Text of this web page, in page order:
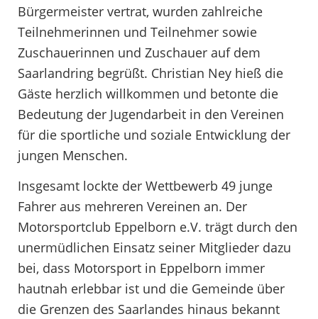
Bürgermeister vertrat, wurden zahlreiche
Teilnehmerinnen und Teilnehmer sowie
Zuschauerinnen und Zuschauer auf dem
Saarlandring begrüßt. Christian Ney hieß die
Gäste herzlich willkommen und betonte die
Bedeutung der Jugendarbeit in den Vereinen
für die sportliche und soziale Entwicklung der
jungen Menschen.
Insgesamt lockte der Wettbewerb 49 junge
Fahrer aus mehreren Vereinen an. Der
Motorsportclub Eppelborn e.V. trägt durch den
unermüdlichen Einsatz seiner Mitglieder dazu
bei, dass Motorsport in Eppelborn immer
hautnah erlebbar ist und die Gemeinde über
die Grenzen des Saarlandes hinaus bekannt